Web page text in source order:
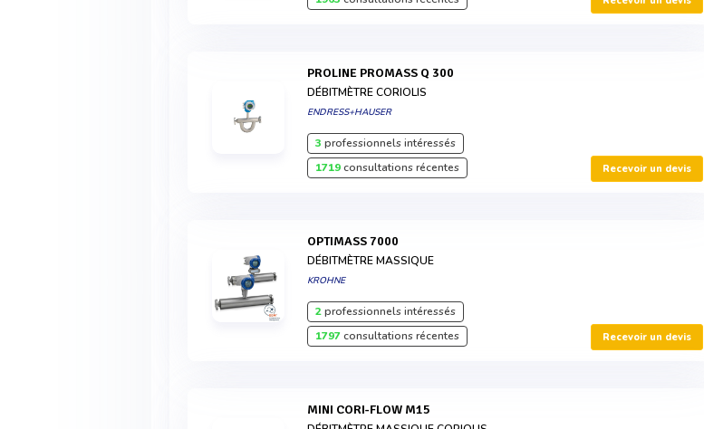
PROLINE PROMASS Q 300
DÉBITMÈTRE CORIOLIS
ENDRESS+HAUSER
3 professionnels intéressés
1719consultations récentes Recevoir un devis
OPTIMASS 7000
DÉBITMÈTRE MASSIQUE
KROHNE
2professionnels intéressés
1797consultations récentes Recevoir un devis
MINI CORI-FLOW M15